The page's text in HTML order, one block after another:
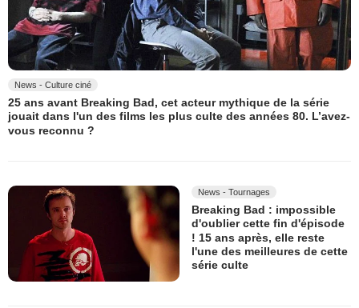
News - Culture ciné
25 ans avant Breaking Bad, cet acteur mythique de la série
jouait dans l'un des films les plus culte des années 80. L’avez-
vous reconnu ?
News - Tournages
Breaking Bad : impossible
d'oublier cette fin d'épisode
! 15 ans après, elle reste
l'une des meilleures de cette
série culte